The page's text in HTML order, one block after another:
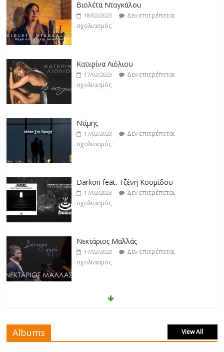
Κατερίνα Λιόλιου
17/02/2023
Δεν επιτρέπεται
σχολιασμός
Ντίμης
17/02/2023
Δεν επιτρέπεται
σχολιασμός
Darkon feat. Τζένη Κοσμίδου
17/02/2023
Δεν επιτρέπεται
σχολιασμός
Νεκτάριος Μαλλάς
17/02/2023
Δεν επιτρέπεται
σχολιασμός
George P. Lemos feat. Ασπασία Λαιμού
17/02/2023
Δεν επιτρέπεται
σχολιασμός
Μάριος Δαρβίρας
Albums View All